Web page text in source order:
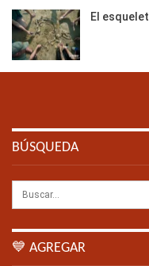
El
BÚSQUEDA
💙 AGREGAR